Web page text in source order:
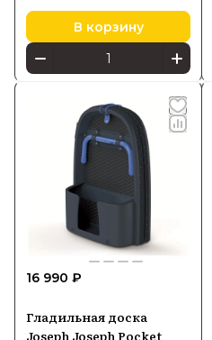
В корзину
16 990 ₽
Гладильная доска
Joseph Joseph Pocket